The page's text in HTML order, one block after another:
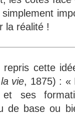
la réalité !
cette
vie, 1875) : «
ses
de base ou